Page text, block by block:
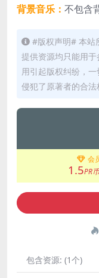
背景音乐： 不包含
#版权声明# 本站
提供资源均只能用
用引起版权纠纷，
侵犯了原著者的合法
会
1.5PR币
包含资源: (1个)